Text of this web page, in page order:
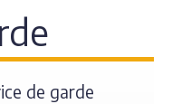
de garde